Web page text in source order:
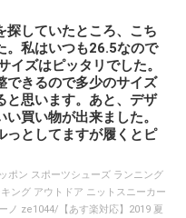
探していたところ、こち
。私はいつも26.5なので
ズはピッタリでした。
できるので多少のサイズ
と思います。あと、デザ
買い物が出来ました。
っとしてますが履くとピ
ポン スポーツシューズ ランニング
ング アウトドア ニットスニーカー
ノ ze1044/【あす楽対応】2019 夏